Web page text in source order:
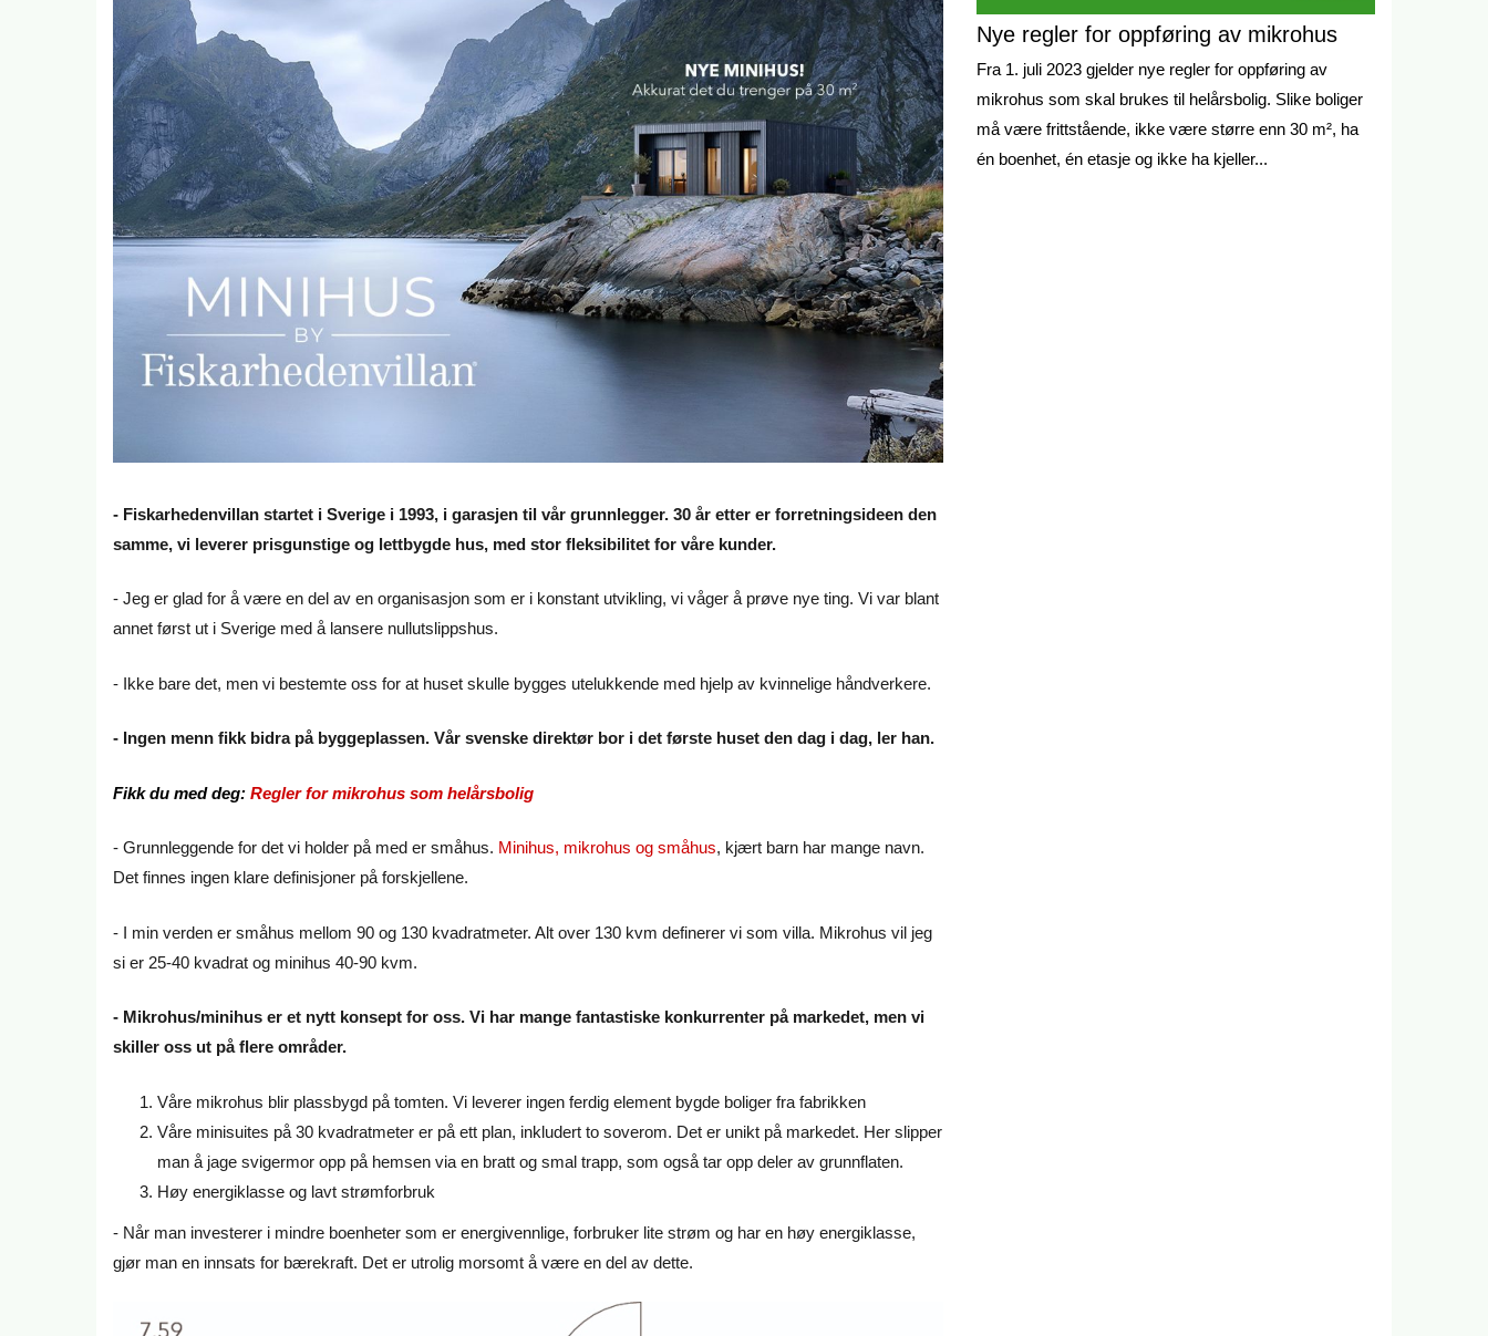
- Fiskarhedenvillan startet i Sverige i 1993, i garasjen til vår grunnlegger. 30 år etter er forretningsideen den
samme, vi leverer prisgunstige og lettbygde hus, med stor fleksibilitet for våre kunder.
- Jeg er glad for å være en del av en organisasjon som er i konstant utvikling, vi våger å prøve nye ting. Vi var blant
annet først ut i Sverige med å lansere nullutslippshus.
- Ikke bare det, men vi bestemte oss for at huset skulle bygges utelukkende med hjelp av kvinnelige håndverkere.
- Ingen menn fikk bidra på byggeplassen. Vår svenske direktør bor i det første huset den dag i dag, ler han.
Fikk du med deg: Regler for mikrohus som helårsbolig
- Grunnleggende for det vi holder på med er småhus. Minihus, mikrohus og småhus, kjært barn har mange navn.
Det finnes ingen klare definisjoner på forskjellene.
- I min verden er småhus mellom 90 og 130 kvadratmeter. Alt over 130 kvm definerer vi som villa. Mikrohus vil jeg
si er 25-40 kvadrat og minihus 40-90 kvm.
- Mikrohus/minihus er et nytt konsept for oss. Vi har mange fantastiske konkurrenter på markedet, men vi
skiller oss ut på flere områder.
Våre mikrohus blir plassbygd på tomten. Vi leverer ingen ferdig element bygde boliger fra fabrikken
Våre minisuites på 30 kvadratmeter er på ett plan, inkludert to soverom. Det er unikt på markedet. Her slipper
man å jage svigermor opp på hemsen via en bratt og smal trapp, som også tar opp deler av grunnflaten.
Høy energiklasse og lavt strømforbruk
- Når man investerer i mindre boenheter som er energivennlige, forbruker lite strøm og har en høy energiklasse,
gjør man en innsats for bærekraft. Det er utrolig morsomt å være en del av dette.
Nye regler for oppføring av mikrohus
Fra 1. juli 2023 gjelder nye regler for oppføring av
mikrohus som skal brukes til helårsbolig. Slike boliger
må være frittstående, ikke være større enn 30 m², ha
én boenhet, én etasje og ikke ha kjeller...